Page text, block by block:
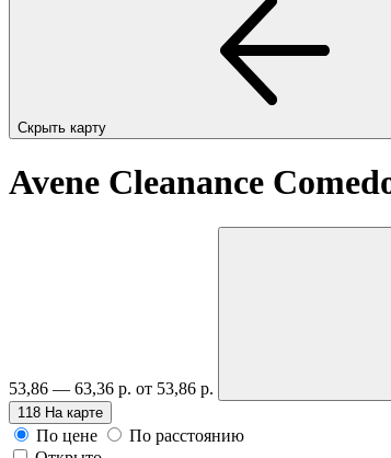
Скрыть карту
Avene Cleanance
53,86 — 63,36 р. от 53,86 р.
118 На карте
По цене
По расстоянию